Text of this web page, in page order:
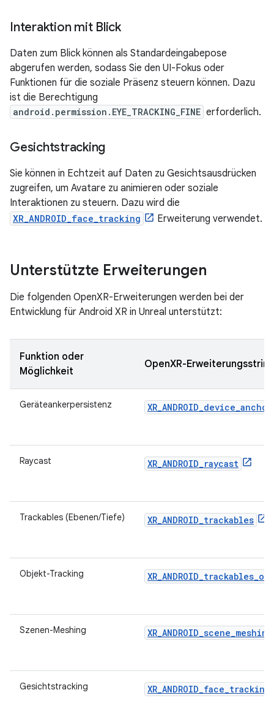
Interaktion mit Blick
Daten zum Blick können als Standardeingabepose
abgerufen werden, sodass Sie den UI-Fokus oder
Funktionen für die soziale Präsenz steuern können. Dazu
ist die Berechtigung
android.permission.EYE_TRACKING_FINE erforderlich.
Gesichtstracking
Sie können in Echtzeit auf Daten zu Gesichtsausdrücken
zugreifen, um Avatare zu animieren oder soziale
Interaktionen zu steuern. Dazu wird die
XR_ANDROID_face_tracking Erweiterung verwendet.
Unterstützte Erweiterungen
Die folgenden OpenXR-Erweiterungen werden bei der
Entwicklung für Android XR in Unreal unterstützt:
Funktion oder
Möglichkeit
OpenXR-Erweiterungsstring
Geräteankerpersistenz
Raycast XR_ANDROID_raycast
Trackables (Ebenen/Tiefe) XR_ANDROID_trackables
Objekt-Tracking
Szenen-Meshing XR_ANDROID_scene_meshing
Gesichtstracking XR_ANDROID_face_tracking